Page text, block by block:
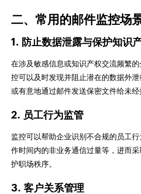
二、常用的邮件监控场
1. 防止数据泄露与保护知识
在涉及敏感信息或知识产权交流频繁
控可以及时发现并阻止潜在的数据外
或有意地通过邮件发送保密文件给未经
2. 员工行为监管
监控可以帮助企业识别不合规的员工
作时间内的非业务通信过量等，进而
护职场秩序。
3. 客户关系管理